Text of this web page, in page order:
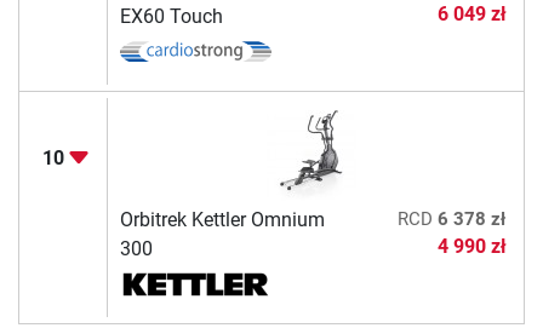
EX60 Touch
6 049 zł
10
Orbitrek Kettler Omnium
300
RCD 6 378 zł
4 990 zł